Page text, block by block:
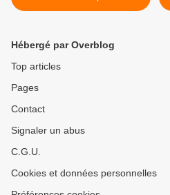
Hébergé par Overblog
Top articles
Pages
Contact
Signaler un abus
C.G.U.
Cookies et données personnelles